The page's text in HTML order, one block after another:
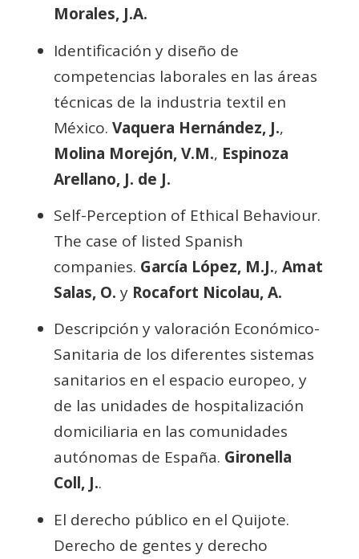
Morales, J.A.
Identificación y diseño de
competencias laborales en las áreas
técnicas de la industria textil en
México. Vaquera Hernández, J.,
Molina Morejón, V.M., Espinoza
Arellano, J. de J.
Self-Perception of Ethical Behaviour.
The case of listed Spanish
companies. García López, M.J., Amat
Salas, O. y Rocafort Nicolau, A.
Descripción y valoración Económico-
Sanitaria de los diferentes sistemas
sanitarios en el espacio europeo, y
de las unidades de hospitalización
domiciliaria en las comunidades
autónomas de España. Gironella
Coll, J..
El derecho público en el Quijote.
Derecho de gentes y derecho